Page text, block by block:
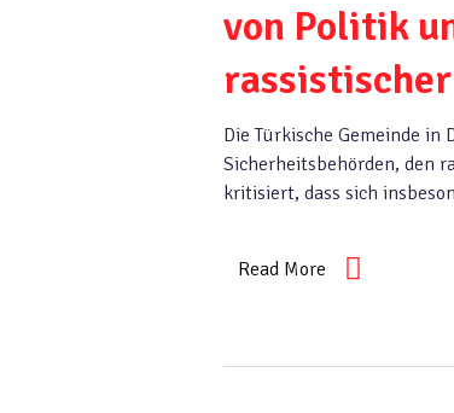
von Politik
Die Türkische Gemeinde
Sicherheitsbehörden, den
kritisiert, dass sich
Read More